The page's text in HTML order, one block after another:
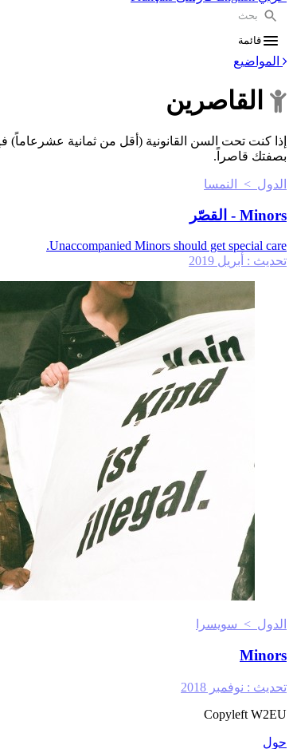
قائمة
المواضيع
القاصرين
إذا كنت تحت السن القانونية (أقل من ثمانية
بصفتك قاصراً.
الدول > النمسا
Minors - القصّر
Unaccompanied Minors should get special care.
تحديث : أبريل 2019
الدول > سويسرا
Minors
تحديث : نوفمبر 2018
Copyleft W2EU
حول